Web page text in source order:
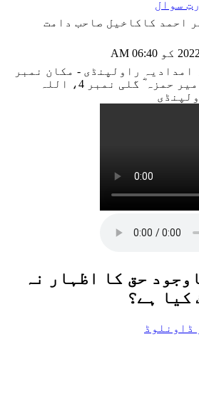
سوال
احمد کاکاخیل صاحب دامت
امدادیہ راولپنڈی - مکان نمبر
CB 1991/1 نزد مسجد امیر حمزہ ؓ گلی نمبر 4، اللہ
حق کا اظہار نہ
کیا ہے؟
ڈاونلوڈ